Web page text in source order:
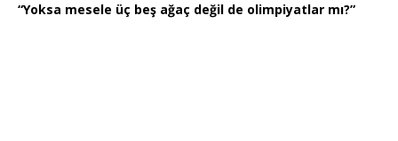
“Yoksa mesele üç beş ağaç değil de olimpiyatlar mı?”